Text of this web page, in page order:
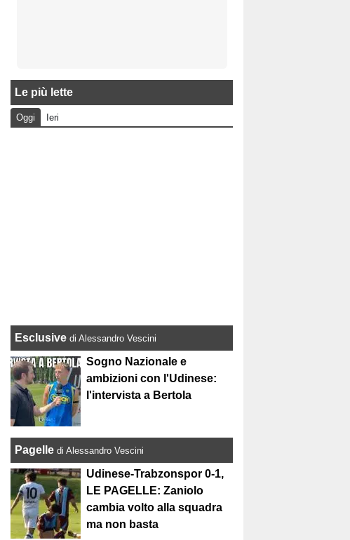
Le più lette
Oggi Ieri
Esclusive di Alessandro Vescini
Sogno Nazionale e
ambizioni con l'Udinese:
l'intervista a Bertola
Pagelle di Alessandro Vescini
Udinese-Trabzonspor 0-1,
LE PAGELLE: Zaniolo
cambia volto alla squadra
ma non basta